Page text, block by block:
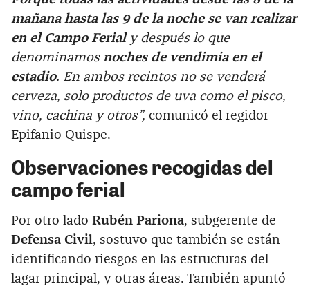
mañana hasta las 9 de la noche se van realizar
en el Campo Ferial y después lo que
denominamos noches de vendimia en el
estadio. En ambos recintos no se venderá
cerveza, solo productos de uva como el pisco,
vino, cachina y otros”, comunicó el regidor
Epifanio Quispe.
Observaciones recogidas del
campo ferial
Por otro lado Rubén Pariona, subgerente de
Defensa Civil, sostuvo que también se están
identificando riesgos en las estructuras del
lagar principal, y otras áreas. También apuntó